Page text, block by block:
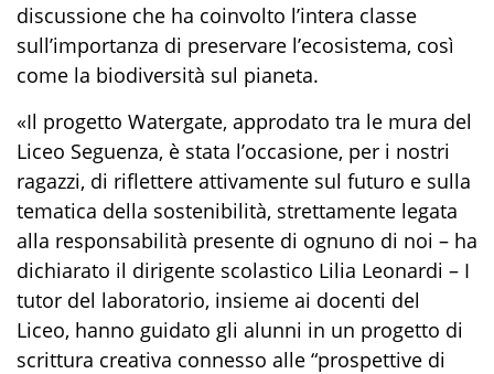
discussione che ha coinvolto l’intera classe
sull’importanza di preservare l’ecosistema, così
come la biodiversità sul pianeta.
«Il progetto Watergate, approdato tra le mura del
Liceo Seguenza, è stata l’occasione, per i nostri
ragazzi, di riflettere attivamente sul futuro e sulla
tematica della sostenibilità, strettamente legata
alla responsabilità presente di ognuno di noi – ha
dichiarato il dirigente scolastico Lilia Leonardi – I
tutor del laboratorio, insieme ai docenti del
Liceo, hanno guidato gli alunni in un progetto di
scrittura creativa connesso alle “prospettive di